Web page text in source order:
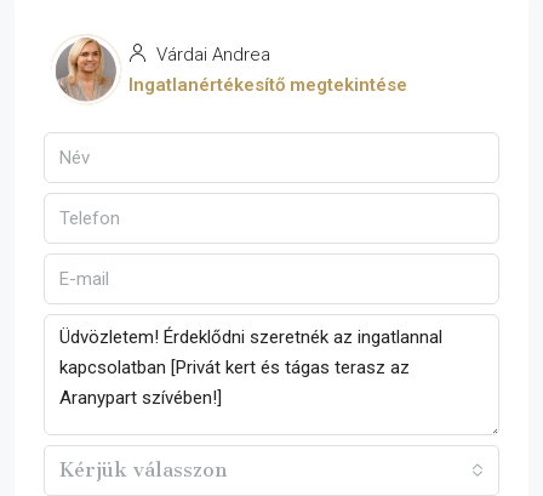
Várdai Andrea
Ingatlanértékesítő megtekintése
Kérjük válasszon